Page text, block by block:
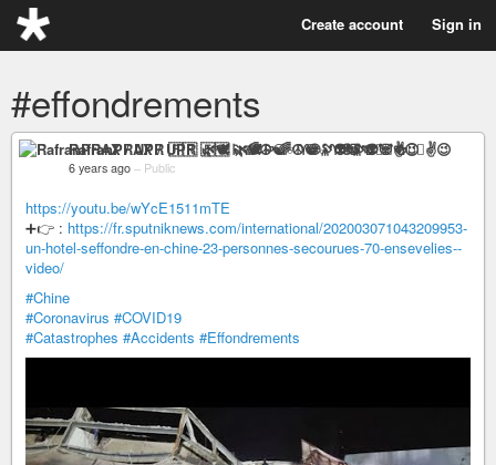
Create account Sign in
#effondrements
RafranPRAX / UPR 🇫🇷 🌿🕊️🏳️‍🌈☮☯♂♈🌐🔭👽🐼🍻✊🏻✌️😉
6 years ago – Public
https://youtu.be/wYcE1511mTE
➕👉 : https://fr.sputniknews.com/international/202003071043209953-
un-hotel-seffondre-en-chine-23-personnes-secourues-70-ensevelies--
video/
#Chine
#Coronavirus #COVID19
#Catastrophes #Accidents #Effondrements